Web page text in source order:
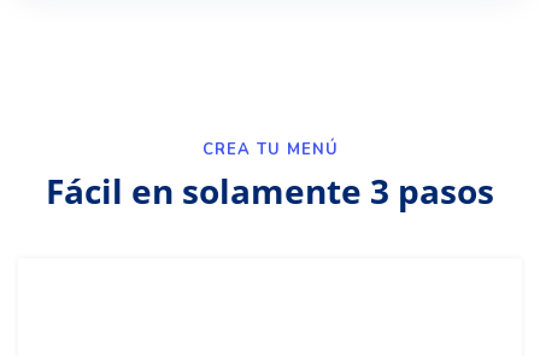
CREA TU MENÚ
Fácil en solamente 3 pasos